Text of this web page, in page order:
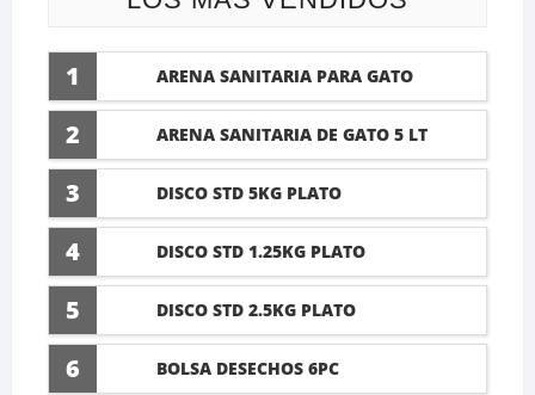
1 ARENA SANITARIA PARA GATO
LAVANDA 10 LTI
2 ARENA SANITARIA DE GATO 5 LT
3 DISCO STD 5KG PLATO
4 DISCO STD 1.25KG PLATO
5 DISCO STD 2.5KG PLATO
6 BOLSA DESECHOS 6PC